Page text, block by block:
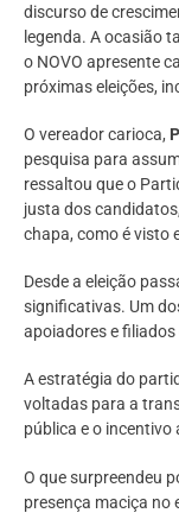
discurso de
legenda. A ocasião
o NOVO apresente
próximas eleições,
O vereador carioca,
pesquisa para
ressaltou que o
justa dos
chapa, como é visto
Desde a eleição
significativas. Um
apoiadores e
A estratégia do
voltadas para a
pública e o incentivo
O que surpreendeu
presença maciça no